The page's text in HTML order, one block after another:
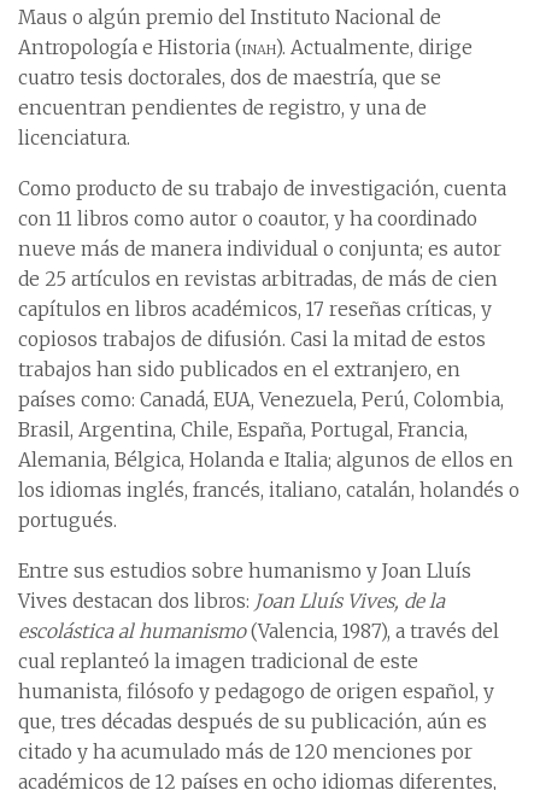
Maus o algún premio del Instituto Nacional de
Antropología e Historia (inah). Actualmente, dirige
cuatro tesis doctorales, dos de maestría, que se
encuentran pendientes de registro, y una de
licenciatura.
Como producto de su trabajo de investigación, cuenta
con 11 libros como autor o coautor, y ha coordinado
nueve más de manera individual o conjunta; es autor
de 25 artículos en revistas arbitradas, de más de cien
capítulos en libros académicos, 17 reseñas críticas, y
copiosos trabajos de difusión. Casi la mitad de estos
trabajos han sido publicados en el extranjero, en
países como: Canadá, EUA, Venezuela, Perú, Colombia,
Brasil, Argentina, Chile, España, Portugal, Francia,
Alemania, Bélgica, Holanda e Italia; algunos de ellos en
los idiomas inglés, francés, italiano, catalán, holandés o
portugués.
Entre sus estudios sobre humanismo y Joan Lluís
Vives destacan dos libros: Joan Lluís Vives, de la
escolástica al humanismo(Valencia, 1987), a través del
cual replanteó la imagen tradicional de este
humanista, filósofo y pedagogo de origen español, y
que, tres décadas después de su publicación, aún es
citado y ha acumulado más de 120 menciones por
académicos de 12 países en ocho idiomas diferentes,